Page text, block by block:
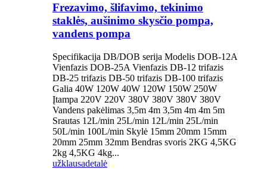
Frezavimo, šlifavimo, tekinimo
staklės, aušinimo skysčio pompa,
vandens pompa
Specifikacija DB/DOB serija Modelis DOB-12A
Vienfazis DOB-25A Vienfazis DB-12 trifazis
DB-25 trifazis DB-50 trifazis DB-100 trifazis
Galia 40W 120W 40W 120W 150W 250W
Įtampa 220V 220V 380V 380V 380V 380V
Vandens pakėlimas 3,5m 4m 3,5m 4m 4m 5m
Srautas 12L/min 25L/min 12L/min 25L/min
50L/min 100L/min Skylė 15mm 20mm 15mm
20mm 25mm 32mm Bendras svoris 2KG 4,5KG
2kg 4,5KG 4kg...
užklausadetalė